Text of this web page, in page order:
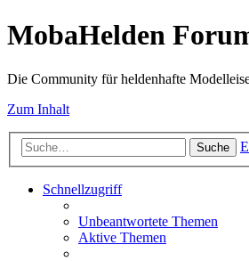
MobaHelden
Die Community für heldenhafte
Zum Inhalt
Suche
Schnellzugriff
Unbeantwortete Themen
Aktive Themen